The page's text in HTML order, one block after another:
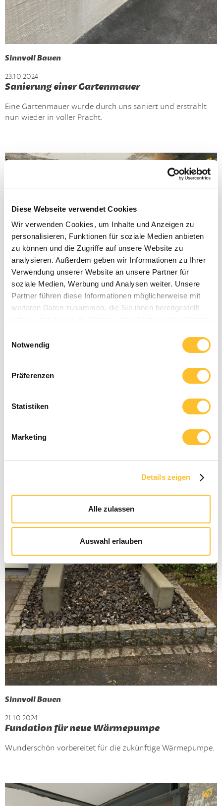
Diese Webseite verwendet Cookies
Wir verwenden Cookies, um Inhalte und Anzeigen zu
personalisieren, Funktionen für soziale Medien anbieten
zu können und die Zugriffe auf unsere Website zu
analysieren. Außerdem geben wir Informationen zu Ihrer
Verwendung unserer Website an unsere Partner für
soziale Medien, Werbung und Analysen weiter. Unsere
Partner führen diese Informationen möglicherweise mit
weiteren Daten zusammen, die Sie ihnen bereitgestellt
Notwendig
Präferenzen
Statistiken
Marketing
Details zeigen
Alle zulassen
Auswahl erlauben
Sinnvoll Bauen
23.10.2024
Sanierung einer Gartenmauer
Eine Gartenmauer wurde durch uns saniert und erstrahlt
nun wieder in voller Pracht.
Sinnvoll Bauen
Sicherung einer Decke
Langfristige Sicherung einer Decke mit Stahlträgern und
Stahlstützen
Sinnvoll Bauen
21.10.2024
Fundation für neue Wärmepumpe
Wunderschön vorbereitet für die zukünftige Wärmepumpe.